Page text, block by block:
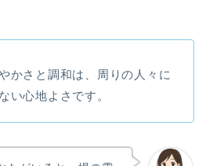
かさと調和は、周りの人々に
い心地よさです。